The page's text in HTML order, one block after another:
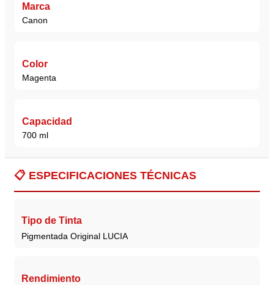
Marca
Canon
Color
Magenta
Capacidad
700 ml
📋 ESPECIFICACIONES TÉCNICAS
Tipo de Tinta
Pigmentada Original LUCIA
Rendimiento